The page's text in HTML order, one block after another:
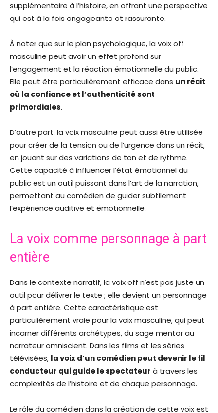
supplémentaire à l’histoire, en offrant une perspective
qui est à la fois engageante et rassurante.
À noter que sur le plan psychologique, la voix off
masculine peut avoir un effet profond sur
l’engagement et la réaction émotionnelle du public.
Elle peut être particulièrement efficace dans un récit
où la confiance et l’authenticité sont
primordiales.
D’autre part, la voix masculine peut aussi être utilisée
pour créer de la tension ou de l’urgence dans un récit,
en jouant sur des variations de ton et de rythme.
Cette capacité à influencer l’état émotionnel du
public est un outil puissant dans l’art de la narration,
permettant au comédien de guider subtilement
l’expérience auditive et émotionnelle.
La voix comme personnage à part
entière
Dans le contexte narratif, la voix off n’est pas juste un
outil pour délivrer le texte ; elle devient un personnage
à part entière. Cette caractéristique est
particulièrement vraie pour la voix masculine, qui peut
incarner différents archétypes, du sage mentor au
narrateur omniscient. Dans les films et les séries
télévisées, la voix d’un comédien peut devenir le fil
conducteur qui guide le spectateur à travers les
complexités de l’histoire et de chaque personnage.
Le rôle du comédien dans la création de cette voix est